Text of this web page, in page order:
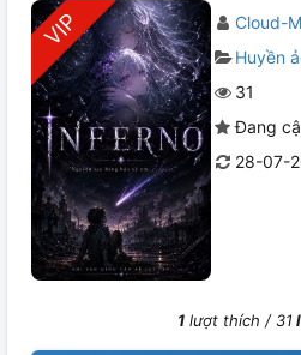
Cloud-
Huyền
31
Đang
28-07-
1 lượt thích /31